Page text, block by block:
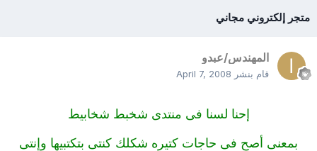
متجر إلكتروني مجاني
المهندس/عبدو
قام بنشر April 7, 2008
إحنا لسنا فى منتدى شخبط شخابيط
بمعنى أصح فى حاجات كتيره شكلك كنتى بتكتبيها وإنتى